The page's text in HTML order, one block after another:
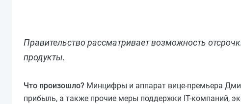
Правительство рассматривает возможность
продукты.
Что произошло? Минцифры и аппарат вице-премьера
прибыль, а также прочие меры поддержки IT-компаний,